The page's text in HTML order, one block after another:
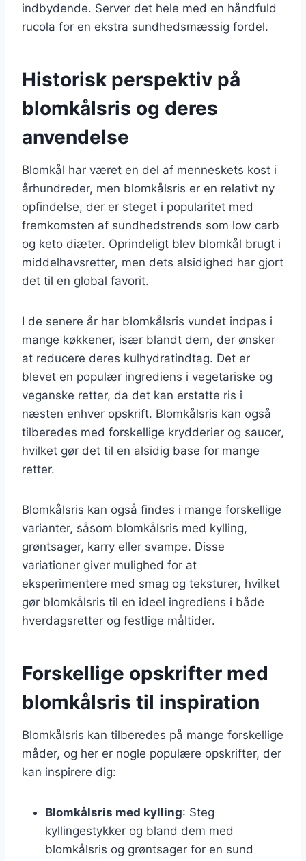
indbydende. Server det hele med en håndfuld
rucola for en ekstra sundhedsmæssig fordel.
Historisk perspektiv på
blomkålsris og deres
anvendelse
Blomkål har været en del af menneskets kost i
århundreder, men blomkålsris er en relativt ny
opfindelse, der er steget i popularitet med
fremkomsten af sundhedstrends som low carb
og keto diæter. Oprindeligt blev blomkål brugt i
middelhavsretter, men dets alsidighed har gjort
det til en global favorit.
I de senere år har blomkålsris vundet indpas i
mange køkkener, især blandt dem, der ønsker
at reducere deres kulhydratindtag. Det er
blevet en populær ingrediens i vegetariske og
veganske retter, da det kan erstatte ris i
næsten enhver opskrift. Blomkålsris kan også
tilberedes med forskellige krydderier og saucer,
hvilket gør det til en alsidig base for mange
retter.
Blomkålsris kan også findes i mange forskellige
varianter, såsom blomkålsris med kylling,
grøntsager, karry eller svampe. Disse
variationer giver mulighed for at
eksperimentere med smag og teksturer, hvilket
gør blomkålsris til en ideel ingrediens i både
hverdagsretter og festlige måltider.
Forskellige opskrifter med
blomkålsris til inspiration
Blomkålsris kan tilberedes på mange forskellige
måder, og her er nogle populære opskrifter, der
kan inspirere dig:
Blomkålsris med kylling: Steg
kyllingestykker og bland dem med
blomkålsris og grøntsager for en sund